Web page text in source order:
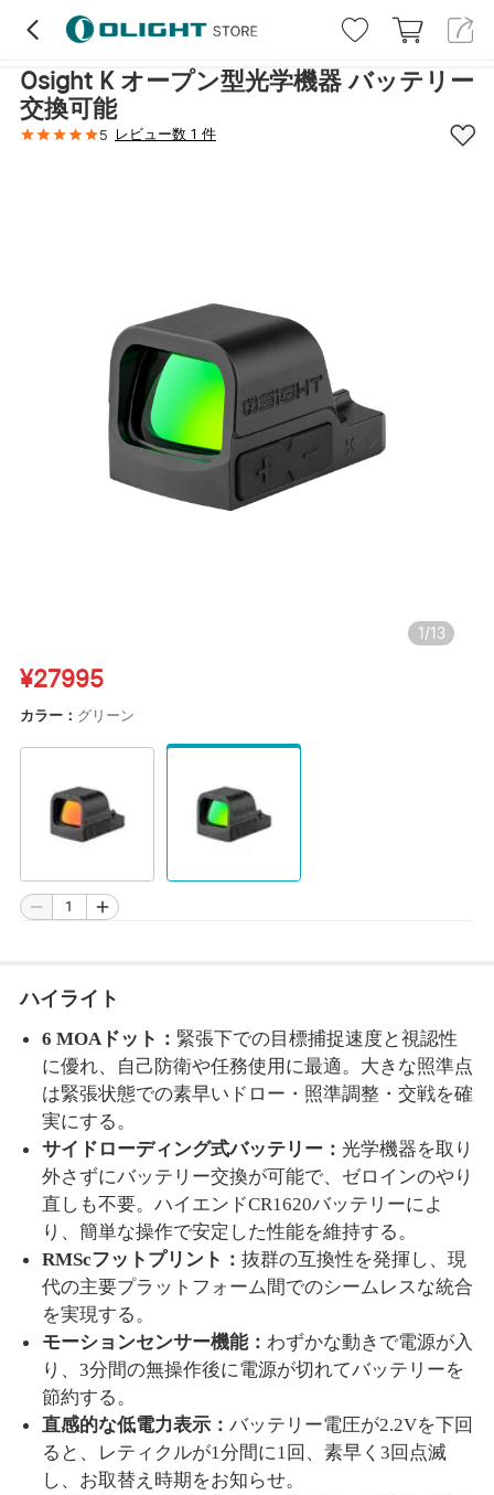
Osight K オープン型光学機器 バッテリー
交換可能
5 レビュー数 1 件
1/13
¥27995
カラー： グリーン
ハイライト
6 MOAドット： 緊張下での目標捕捉速度と視認性
に優れ、自己防衛や任務使用に最適。大きな照準点
は緊張状態での素早いドロー・照準調整・交戦を確
実にする。
サイドローディング式バッテリー： 光学機器を取り
外さずにバッテリー交換が可能で、ゼロインのやり
直しも不要。ハイエンドCR1620バッテリーによ
り、簡単な操作で安定した性能を維持する。
RMScフットプリント： 抜群の互換性を発揮し、現
代の主要プラットフォーム間でのシームレスな統合
を実現する。
モーションセンサー機能： わずかな動きで電源が入
り、 3分間の無操作後に電源が切れてバッテリーを
節約する。
直感的な低電力表示： バッテリー電圧が2.2Vを下回
ると、レティクルが1分間に1回、素早く3回点滅
し、お取替え時期をお知らせ。
ハイライト レビュー (1) 詳細 仕様